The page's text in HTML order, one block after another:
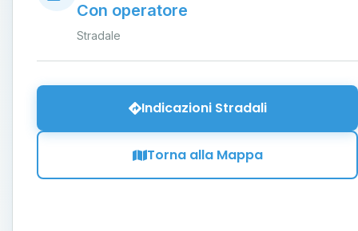
Con operatore
Stradale
Indicazioni Stradali
Torna alla Mappa